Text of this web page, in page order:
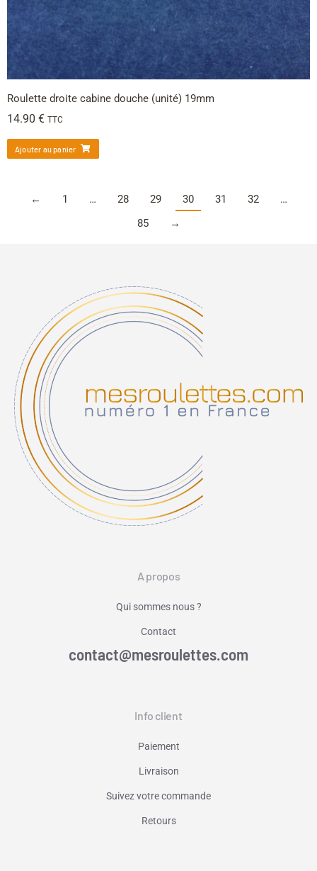
Roulette droite cabine douche (unité) 19mm
14.90 € TTC
Ajouter au panier
← 1 … 28 29 30 31 32
…
85
→
A propos
Qui sommes nous ?
Contact
contact@mesroulettes.com
Info client
Paiement
Livraison
Suivez votre commande
Retours